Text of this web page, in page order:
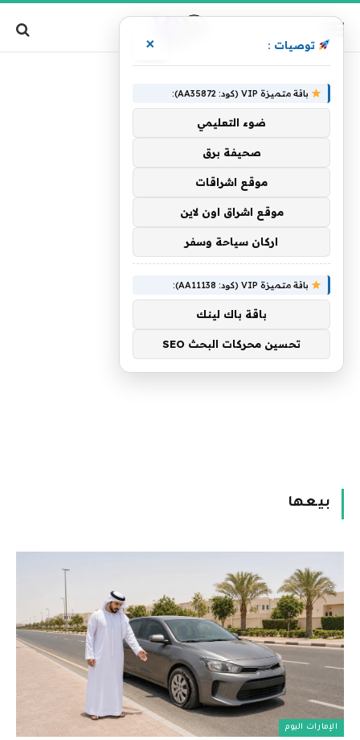
بيعها
الإمارات اليوم
توصيات : ×
باقة متميزة VIP (كود: AA35872):
ضوء التعليمي
صحيفة برق
موقع اشراقات
موقع اشراق اون لاين
اركان سياحة وسفر
باقة متميزة VIP (كود: AA11138):
باقة باك لينك
تحسين محركات البحث SEO